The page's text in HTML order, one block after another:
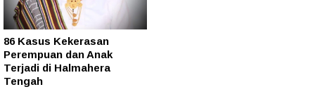
86 Kasus Kekerasan
Perempuan dan Anak
Terjadi di Halmahera
Tengah